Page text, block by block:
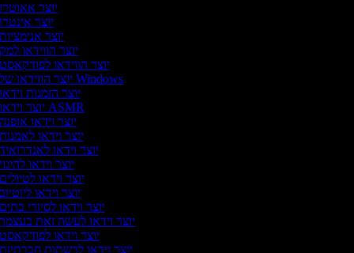
יוצר
יוצר
יוצר
יוצר הווידאו
יוצר הווידאו
יוצר הווידאו של Windows
יוצר הזמנות
יוצר וידאו ASMR
יוצר וידאו
יוצר וידאו
יוצר וידאו
יוצר וידאו
יוצר וידאו
יוצר וידאו
יוצר וידאו לסיורי
יוצר וידאו לעשה זאת
יוצר וידאו
יוצר וידאו לרשתות